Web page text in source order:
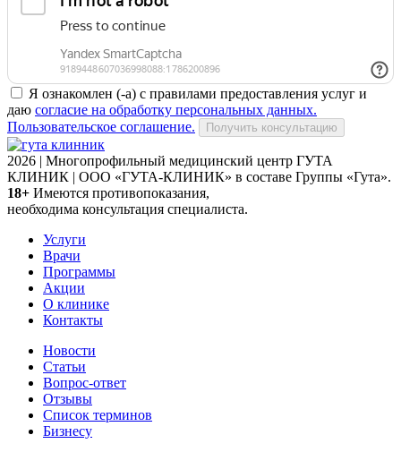
Я ознакомлен (-а) с правилами предоставления услуг и
даю согласие на обработку персональных данных.
Пользовательское соглашение.
Получить консультацию
2026 | Многопрофильный медицинский центр ГУТА
КЛИНИК | ООО «ГУТА-КЛИНИК» в составе Группы «Гута».
18+ Имеются противопоказания,
необходима консультация специалиста.
Услуги
Врачи
Программы
Акции
О клинике
Контакты
Новости
Статьи
Вопрос-ответ
Отзывы
Список терминов
Бизнесу